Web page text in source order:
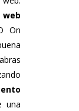
On
una